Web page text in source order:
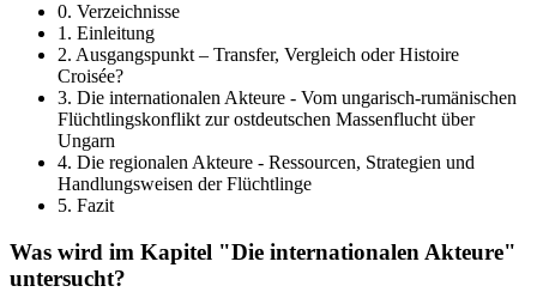
0. Verzeichnisse
1. Einleitung
2. Ausgangspunkt – Transfer, Vergleich oder Histoire
Croisée?
3. Die internationalen Akteure - Vom ungarisch-rumänischen
Flüchtlingskonflikt zur ostdeutschen Massenflucht über
Ungarn
4. Die regionalen Akteure - Ressourcen, Strategien und
Handlungsweisen der Flüchtlinge
5. Fazit
Was wird im Kapitel "Die internationalen Akteure"
untersucht?